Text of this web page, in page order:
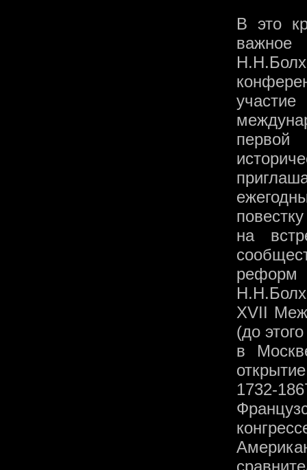
В это
на
реформ
XVII
(до
в
1732-